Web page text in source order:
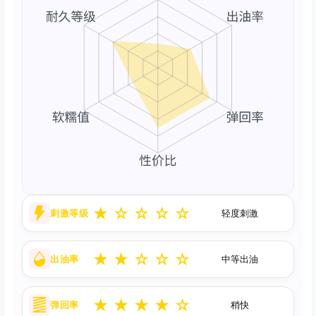
刺激等级 ★ ☆ ☆ ☆ ☆ 轻度刺激
出油率 ★ ★ ☆ ☆ ☆ 中等出油
弹回率 ★ ★ ★ ★ ☆ 稍快